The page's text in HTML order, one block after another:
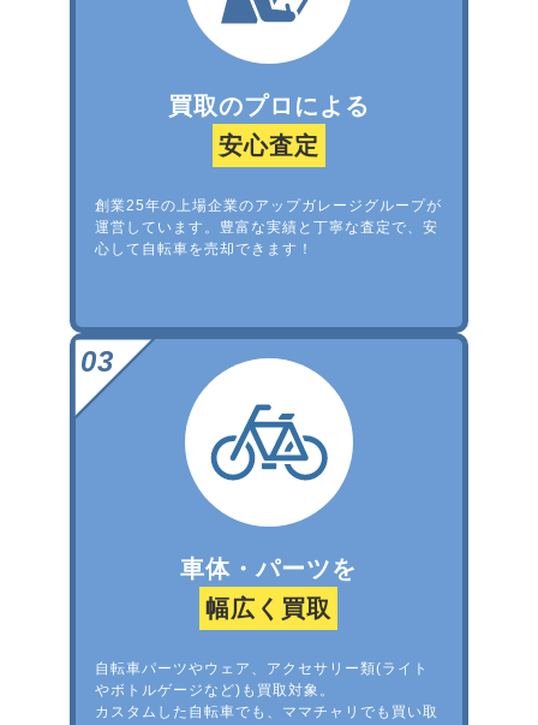
買取のプロによる
安心査定
創業25年の上場企業のアップガレージグループが
運営しています。豊富な実績と丁寧な査定で、安
心して自転車を売却できます！
車体・パーツを
幅広く買取
自転車パーツやウェア、アクセサリー類(ライト
やボトルゲージなど)も買取対象。
カスタムした自転車でも、ママチャリでも買い取